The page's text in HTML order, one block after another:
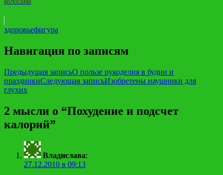
волосами
здоровьефигура
Навигация по записям
Предыдущая записьО пользе рукоделия в будни и
праздникиСледующая записьИзобретены наушники для
глухих
2 мысли о “Похудение и подсчет
калорий”
Владислава:
27.12.2010 в 09:13